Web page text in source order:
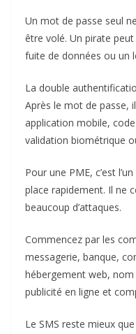
Un mot de passe seul
être volé. Un pirate
fuite de données ou un
La double
Après le mot de passe,
application mobile,
validation biométrique
Pour une PME, c’est
place rapidement. Il ne
beaucoup d’attaques.
Commencez par les
messagerie, banque,
hébergement web,
publicité en ligne et
Le SMS reste mieux